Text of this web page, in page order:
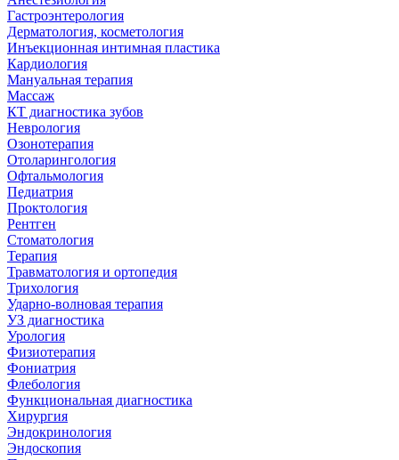
Гастроэнтерология
Дерматология, косметология
Инъекционная интимная пластика
Кардиология
Мануальная терапия
Массаж
КТ диагностика зубов
Неврология
Озонотерапия
Отоларингология
Офтальмология
Педиатрия
Проктология
Рентген
Стоматология
Терапия
Травматология и ортопедия
Трихология
Ударно-волновая терапия
УЗ диагностика
Урология
Физиотерапия
Фониатрия
Флебология
Функциональная диагностика
Хирургия
Эндокринология
Эндоскопия